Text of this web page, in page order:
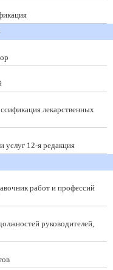
лекарственных
услуг 12-я редакция
работ и профессий
руководителей,